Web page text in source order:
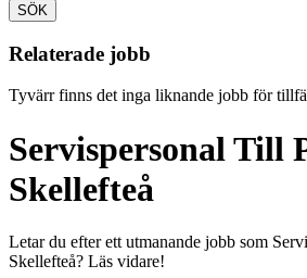
SÖK
Relaterade jobb
Tyvärr finns det inga liknande jobb för
Servispersonal Till
Skellefteå
Letar du efter ett utmanande jobb som
Skellefteå? Läs vidare!